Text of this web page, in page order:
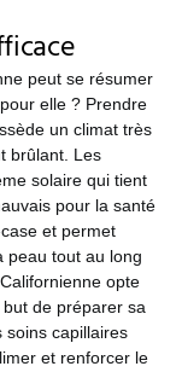
peut se résumer
elle ? Prendre
un climat très
brûlant. Les
solaire qui tient
pour la santé
et permet
peau tout au long
opte
de préparer sa
soins capillaires
et renforcer le